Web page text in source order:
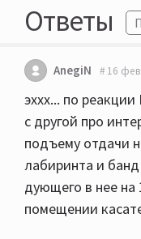
Ответы
AnegiN 16
эххх... по
с другой про
подъему отдачи
лабиринта и
дующего в нее на
помещении